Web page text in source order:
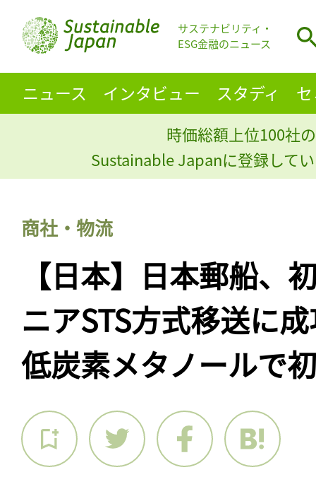
サステナビリティ・
ESG金融のニュース
ニュース インタビュー スタディ
時価総額上位100社
Sustainable Japanに登録して
商社・物流
【日本】日本郵船、
ニアSTS方式移送に
低炭素メタノールで初